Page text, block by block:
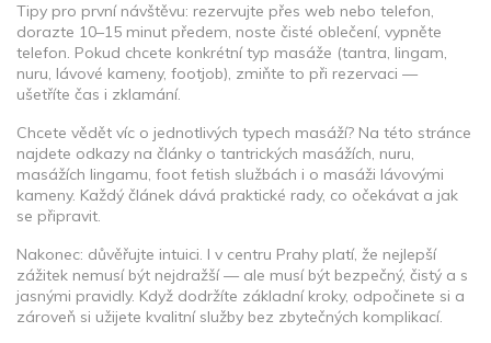
Tipy pro první návštěvu: rezervujte přes web nebo telefon,
dorazte 10–15 minut předem, noste čisté oblečení, vypněte
telefon. Pokud chcete konkrétní typ masáže (tantra, lingam,
nuru, lávové kameny, footjob), zmiňte to při rezervaci —
ušetříte čas i zklamání.
Chcete vědět víc o jednotlivých typech masáží? Na této stránce
najdete odkazy na články o tantrických masážích, nuru,
masážích lingamu, foot fetish službách i o masáži lávovými
kameny. Každý článek dává praktické rady, co očekávat a jak
se připravit.
Nakonec: důvěřujte intuici. I v centru Prahy platí, že nejlepší
zážitek nemusí být nejdražší — ale musí být bezpečný, čistý a s
jasnými pravidly. Když dodržíte základní kroky, odpočinete si a
zároveň si užijete kvalitní služby bez zbytečných komplikací.